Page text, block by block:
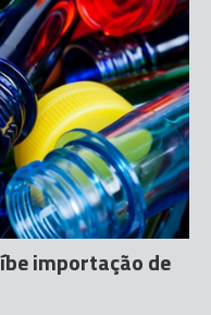
importação de